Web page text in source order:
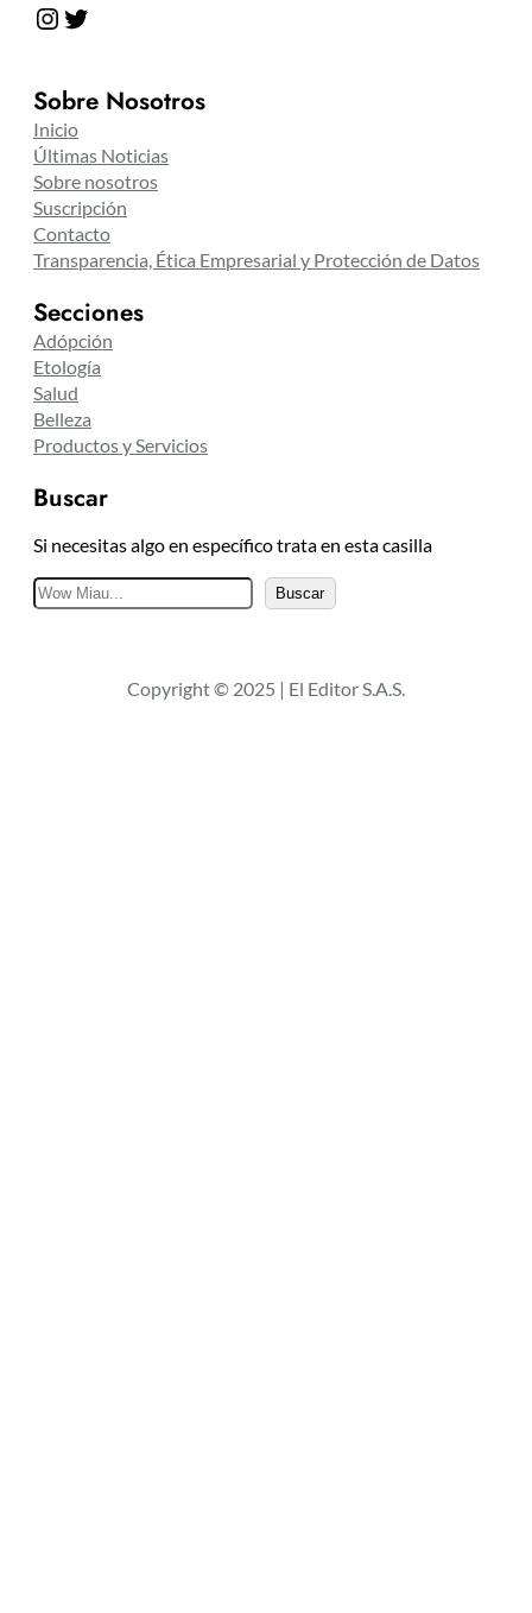
Instagram Twitter
Sobre Nosotros
Inicio
Últimas Noticias
Sobre nosotros
Suscripción
Contacto
Transparencia, Ética Empresarial y Protección de Datos
Secciones
Adópción
Etología
Salud
Belleza
Productos y Servicios
Buscar
Si necesitas algo en específico trata en esta casilla
B
u
a
Buscar
Copyright © 2025 | El Editor S.A.S.